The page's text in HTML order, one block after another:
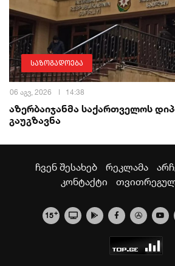
საზოგადოება
06 აგვ, 2026 14:38
აზერბაიჯანმა საქართველოს
გაუგზავნა
ჩვენ შესახებ რეკლამა
კონტაქტი
15+